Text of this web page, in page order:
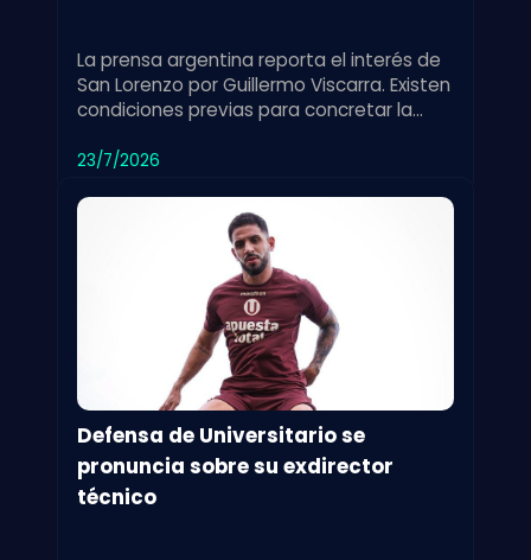
La prensa argentina reporta el interés de
San Lorenzo por Guillermo Viscarra. Existen
condiciones previas para concretar la
23/7/2026
Defensa de Universitario se
pronuncia sobre su exdirector
técnico